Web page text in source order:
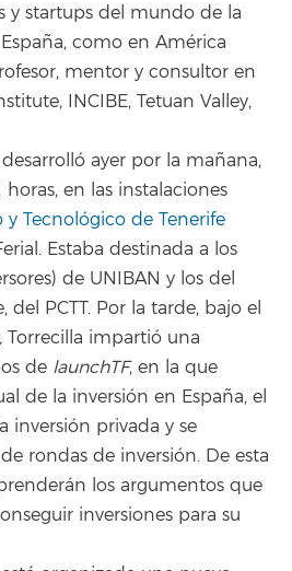
y startups del mundo de la
como en América
mentor y consultor en
INCIBE, Tetuan Valley,
ayer por la mañana,
en las instalaciones
Tecnológico de Tenerife
Estaba destinada a los
de UNIBAN y los del
del PCTT. Por la tarde, bajo el
Torrecilla impartió una
de launchTF, en la que
de la inversión en España, el
inversión privada y se
rondas de inversión. De esta
los argumentos que
inversiones para su